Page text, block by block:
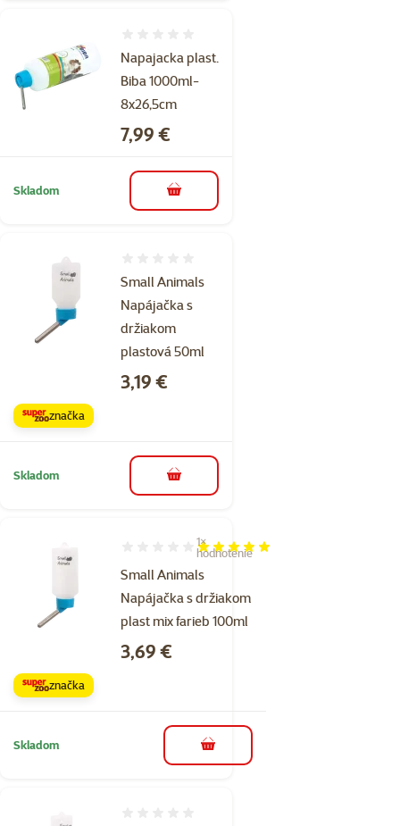
Napajacka plast.
Biba 1000ml-
8x26,5cm
Cena
7,99 €
Skladom do košíka
Small Animals
Napájačka s
držiakom
plastová 50ml
Cena
3,19 €
značka
Skladom do košíka
Small Animals
Napájačka s držiakom
plast mix farieb 100ml
Hodnotenie 100%, počet hodnotení: 1
1×
hodnotenie
Cena
3,69 €
značka
Skladom do košíka